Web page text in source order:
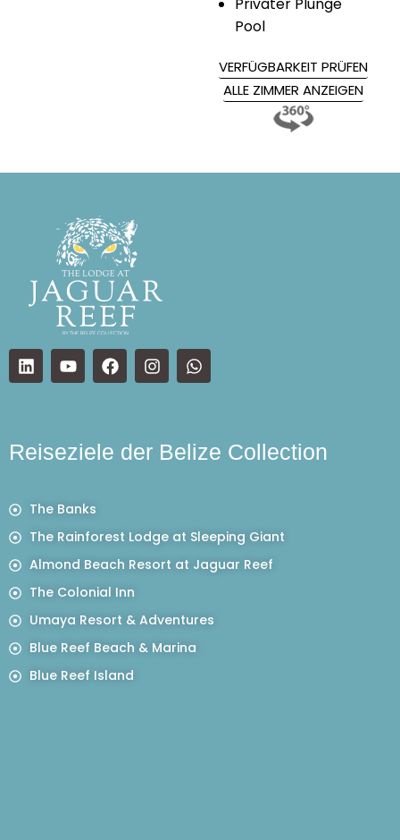
Pool
VERFÜGBARKEIT PRÜFEN
ALLE ZIMMER ANZEIGEN
Reiseziele der Belize Collection
The Banks
The Rainforest Lodge at Sleeping Giant
Almond Beach Resort at Jaguar Reef
The Colonial Inn
Umaya Resort & Adventures
Blue Reef Beach & Marina
Blue Reef Island